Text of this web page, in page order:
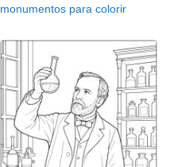
monumentos para colorir